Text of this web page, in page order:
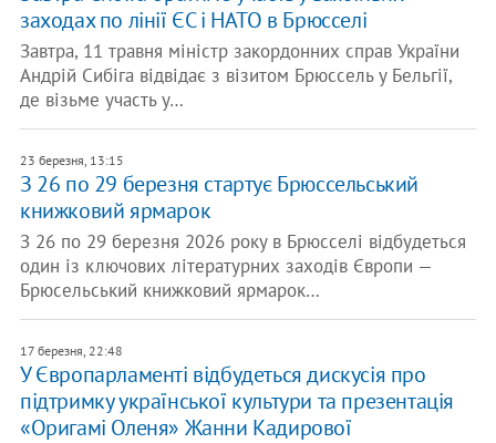
заходах по лінії ЄС і НАТО в Брюсселі
Завтра, 11 травня міністр закордонних справ України
Андрій Сибіга відвідає з візитом Брюссель у Бельгії,
де візьме участь у…
23 березня, 13:15
З 26 по 29 березня стартує Брюссельський
книжковий ярмарок
З 26 по 29 березня 2026 року в Брюсселі відбудеться
один із ключових літературних заходів Європи —
Брюсельський книжковий ярмарок…
17 березня, 22:48
У Європарламенті відбудеться дискусія про
підтримку української культури та презентація
«Оригамі Оленя» Жанни Кадирової